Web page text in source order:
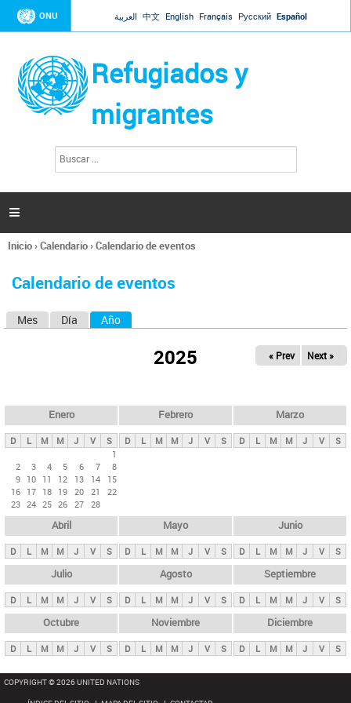
Jump to navigation
ONU العربية 中文 English Français Русский Español
Refugiados y
migrantes
l
d
s

Se
usted
Inicio›Calendario›Calendario de eventos
Calendario de eventos
s
p
n
i
p
a
l
s
Mes Día Año
2025 « Prev Next »
Enero
D L M M J V
S
1
2
3 4 5 6 7
8
9 10 11 12 13 14
15
16 17 18 19 20 21
22
23 24 25 26 27 28
Febrero
D L M M J V S
Marzo
D L M M J V S
Abril
D L M M J V S
Mayo
D L M M J V S
Junio
D L M M J V S
Julio
D L M M J V S
Agosto
D L M M J V S
Septiembre
D L M M J V S
Octubre
D L M M J V S
Noviembre
D L M M J V S
Diciembre
D L M M J V S
COPYRIGHT © 2026 UNITED NATIONS